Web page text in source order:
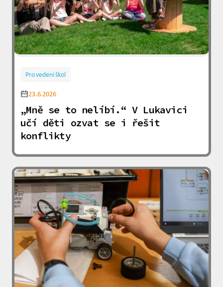
Pro vedení škol
23.6.2026
„Mně se to nelíbí.“ V Lukavici
učí děti ozvat se i řešit
konflikty